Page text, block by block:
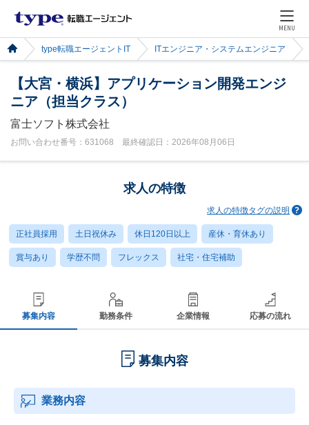
MENU
type転職エージェントIT ITエンジニア・システムエンジニア
【大宮・横浜】アプリケーション開発エンジ
ニア（担当クラス）
富士ソフト株式会社
お問い合わせ番号：631068 最終確認日：2026年08月06日
求人の特徴
求人の特徴タグの説明
正社員採用 土日祝休み 休日120日以上 産休・育休あり
賞与あり 学歴不問 フレックス 社宅・住宅補助
募集内容 勤務条件 企業情報 応募の流れ
募集内容
業務内容